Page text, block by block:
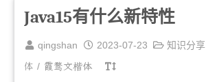
Java15有什么新特性
qingshan 2023-07-23 知识分享
体 / 霞鹜文楷体